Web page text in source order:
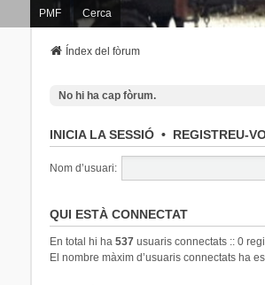
PMF Cerca
Índex del fòrum
No hi ha cap fòrum.
INICIA LA SESSIÓ• REGISTREU-
Nom d’usuari:
QUI ESTÀ CONNECTAT
En total hi ha 537usuaris connectats :: 0
El nombre màxim d’usuaris connectats ha